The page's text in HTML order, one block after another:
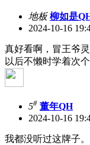
地板 柳如是
2024-10-16
真好看啊，冒王爷
以后不懒时学着次个
5# 董年QH
2024-10-16
我都没听过这牌子